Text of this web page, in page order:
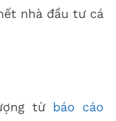
nhà đầu tư cá
từ báo cáo